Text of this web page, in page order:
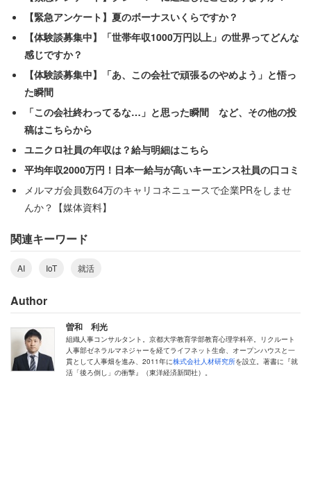
【緊急アンケート】夏のボーナスいくらですか？
【体験談募集中】「世帯年収1000万円以上」の世界ってどんな
感じですか？
【体験談募集中】「あ、この会社で頑張るのやめよう」と悟っ
た瞬間
「この会社終わってるな…」と思った瞬間 など、その他の投
稿はこちらから
ユニクロ社員の年収は？給与明細はこちら
平均年収2000万円！日本一給与が高いキーエンス社員の口コミ
メルマガ会員数64万のキャリコネニュースで企業PRをしませ
んか？【媒体資料】
関連キーワード
AI IoT 就活
Author
曽和 利光
組織人事コンサルタント。京都大学教育学部教育心理学科卒。リクルート
人事部ゼネラルマネジャーを経てライフネット生命、オープンハウスと一
貫として人事畑を進み、2011年に株式会社人材研究所を設立。著書に『就
活「後ろ倒し」の衝撃』（東洋経済新聞社）。